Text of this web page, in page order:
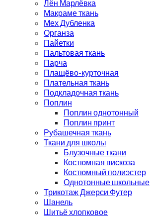
Лён Марлёвка
Макраме ткань
Мех Дубленка
Органза
Пайетки
Пальтовая ткань
Парча
Плащёво-курточная
Плательная ткань
Подкладочная ткань
Поплин
Поплин однотонный
Поплин принт
Рубашечная ткань
Ткани для школы
Блузочные ткани
Костюмная вискоза
Костюмный полиэстер
Однотонные школьные
Трикотаж Джерси Футер
Шанель
Шитьё хлопковое